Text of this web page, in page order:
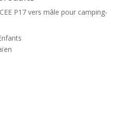
P17 vers mâle pour camping-